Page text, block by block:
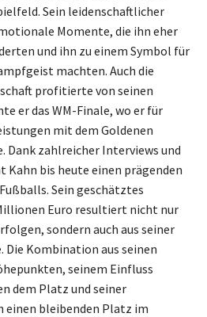
Sein leidenschaftlicher
Momente, die ihn eher
und ihn zu einem Symbol für
machten. Auch die
profitierte von seinen
er das WM-Finale, wo er für
mit dem Goldenen
Dank zahlreicher Interviews und
Kahn bis heute einen prägenden
Sein geschätztes
Euro resultiert nicht nur
sondern auch aus seiner
Kombination aus seinen
seinem Einfluss
dem Platz und seiner
bleibenden Platz im